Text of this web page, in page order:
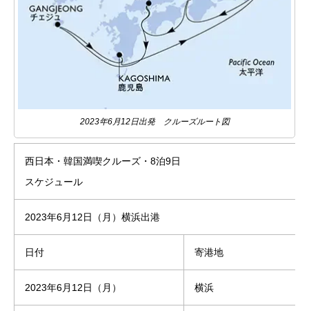
2023年6月12日出発 クルーズルート図
西日本・韓国満喫クルーズ・8泊9日
スケジュール
2023年6月12日（月）横浜出港
日付 寄港地
2023年6月12日（月） 横浜